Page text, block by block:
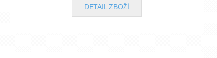
DETAIL ZBOŽÍ